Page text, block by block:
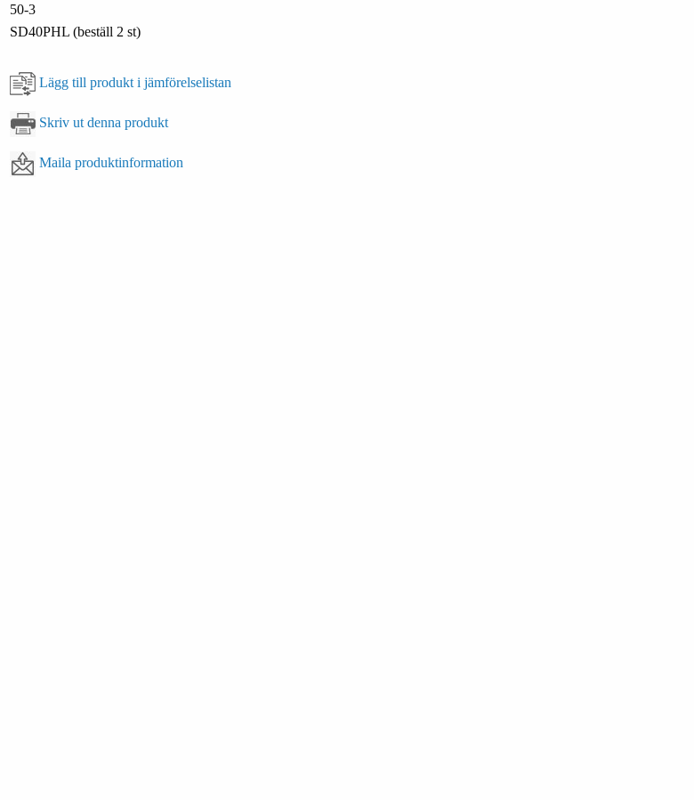
50-3
SD40PHL (beställ 2 st)
Lägg till produkt i jämförelselistan
Skriv ut denna produkt
Maila produktinformation